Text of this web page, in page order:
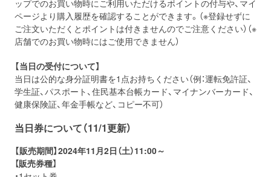
ップでのお買い物時にご利用いただけるポイントの付与や、マイ
ページより購入履歴を確認することができます。（※登録せずに
ご注文いただくとポイントは付きませんのでご注意ください）（※
店舗でのお買い物時にはご使用できません）
【当日の受付について】
当日は公的な身分証明書を1点お持ちください（例：運転免許証、
学生証、パスポート、住民基本台帳カード、マイナンバーカード、
健康保険証、年金手帳など、コピー不可）
当日券について（11/1更新）
【販売期間】2024年11月2日（土）11:00～
【販売券種】